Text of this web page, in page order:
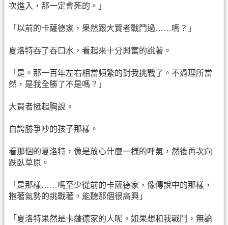
次進入，那一定會死的。」
「以前的卡薩德家，果然跟大賢者戰鬥過……嗎？」
夏洛特吞了吞口水，看起來十分興奮的說著。
「是。那一百年左右相當頻繁的對我挑戰了。不過理所當
然，是我全勝了不是嗎？」
大賢者挺起胸說。
自誇勝爭吵的孩子那樣。
看那個的夏洛特，像是放心什麼一樣的呼氣，然後再次向
跌臥草原。
「是那樣……嗎至少從前的卡薩德家，像傳說中的那樣，
抱著氣勢的挑戰著。能聽那個很高興」
「夏洛特果然是卡薩德家的人呢。如果想和我戰鬥，無論